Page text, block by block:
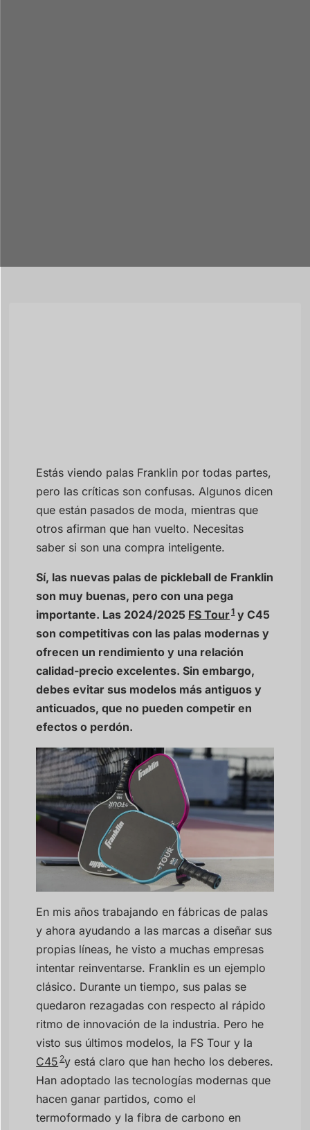
Estás viendo palas Franklin por todas partes,
pero las críticas son confusas. Algunos dicen
que están pasados de moda, mientras que
otros afirman que han vuelto. Necesitas
saber si son una compra inteligente.
Sí, las nuevas palas de pickleball de Franklin
son muy buenas, pero con una pega
importante. Las 2024/2025 FS Tour1y C45
son competitivas con las palas modernas y
ofrecen un rendimiento y una relación
calidad-precio excelentes. Sin embargo,
debes evitar sus modelos más antiguos y
anticuados, que no pueden competir en
efectos o perdón.
En mis años trabajando en fábricas de palas
y ahora ayudando a las marcas a diseñar sus
propias líneas, he visto a muchas empresas
intentar reinventarse. Franklin es un ejemplo
clásico. Durante un tiempo, sus palas se
quedaron rezagadas con respecto al rápido
ritmo de innovación de la industria. Pero he
visto sus últimos modelos, la FS Tour y la
C45 2y está claro que han hecho los deberes.
Han adoptado las tecnologías modernas que
hacen ganar partidos, como el
termoformado y la fibra de carbono en